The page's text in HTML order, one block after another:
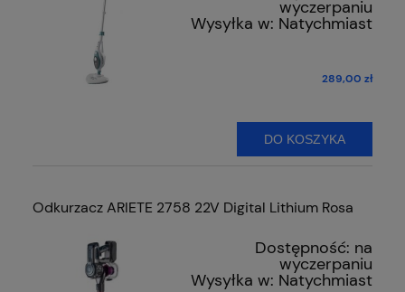
wyczerpaniu
Wysyłka w: Natychmiast
289,00 zł
DO KOSZYKA
Odkurzacz ARIETE 2758 22V Digital Lithium Rosa
Dostępność: na
wyczerpaniu
Wysyłka w: Natychmiast